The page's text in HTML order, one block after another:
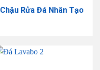
Chậu Rửa Đá Nhân Tạo